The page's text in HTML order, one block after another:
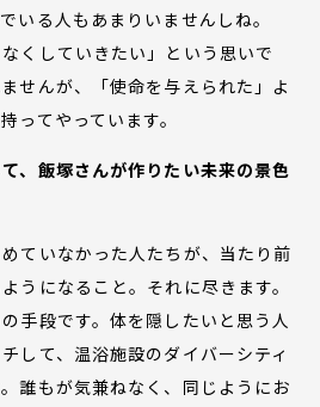
いる人もあまりいませんしね。
くしていきたい」という思いで
せんが、「使命を与えられた」よ
ってやっています。
、飯塚さんが作りたい未来の景色
ていなかった人たちが、当たり前
うになること。それに尽きます。
手段です。体を隠したいと思う人
して、温浴施設のダイバーシティ
誰もが気兼ねなく、同じようにお